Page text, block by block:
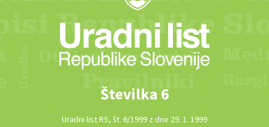
Številka 6
Uradni list RS, št. 6/1999 z dne 29. 1. 1999